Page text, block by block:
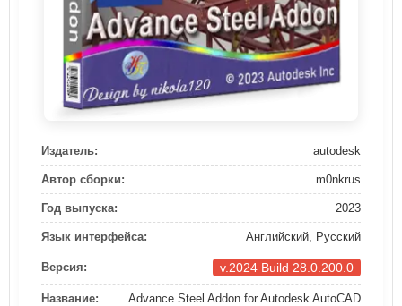
Издатель: autodesk
Автор сборки: m0nkrus
Год выпуска: 2023
Язык интерфейса: Английский, Русский
Версия: v.2024 Build 28.0.200.0
Название: Advance Steel Addon for Autodesk AutoCAD